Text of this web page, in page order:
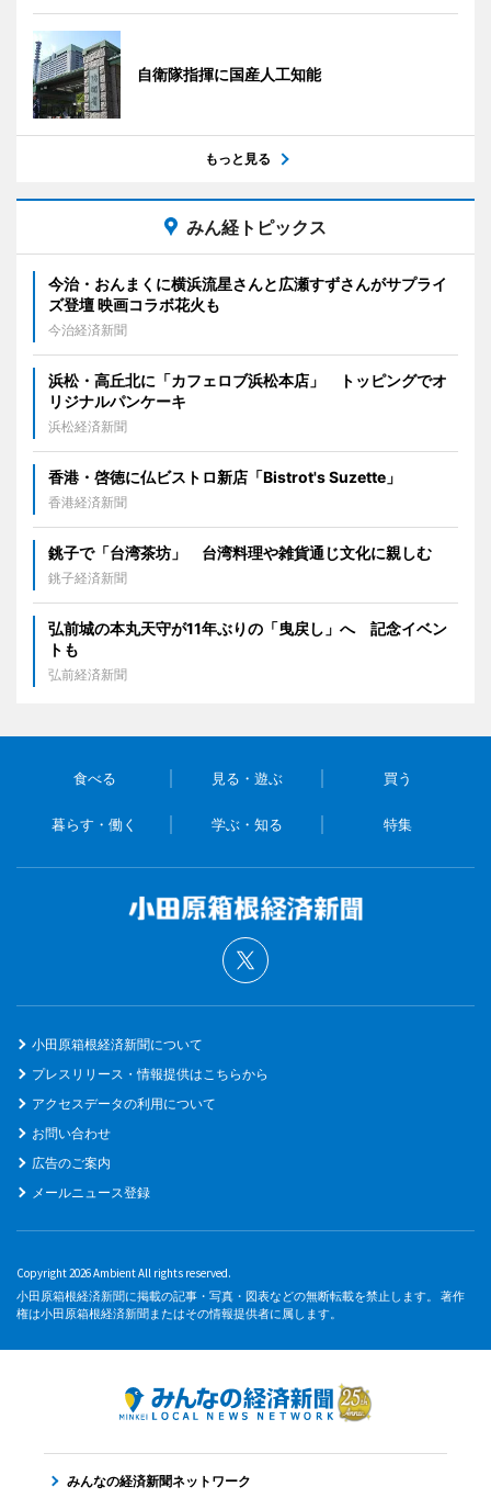
自衛隊指揮に国産人工知能
もっと見る
みん経トピックス
今治・おんまくに横浜流星さんと広瀬すずさんがサプライ
ズ登壇 映画コラボ花火も
今治経済新聞
浜松・高丘北に「カフェロブ浜松本店」 トッピングでオ
リジナルパンケーキ
浜松経済新聞
香港・啓徳に仏ビストロ新店「Bistrot's Suzette」
香港経済新聞
銚子で「台湾茶坊」 台湾料理や雑貨通じ文化に親しむ
銚子経済新聞
弘前城の本丸天守が11年ぶりの「曳戻し」へ 記念イベン
トも
弘前経済新聞
食べる 見る・遊ぶ 買う
暮らす・働く 学ぶ・知る 特集
小田原箱根経済新聞について
プレスリリース・情報提供はこちらから
アクセスデータの利用について
お問い合わせ
広告のご案内
メールニュース登録
Copyright 2026 Ambient All rights reserved.
小田原箱根経済新聞に掲載の記事・写真・図表などの無断転載を禁止します。 著作
権は小田原箱根経済新聞またはその情報提供者に属します。
みんなの経済新聞ネットワーク